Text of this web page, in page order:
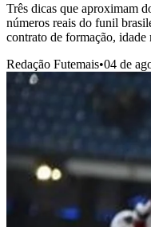
Três dicas que aproximam
números reais do funil
contrato de formação,
Redação Futemais•04 de